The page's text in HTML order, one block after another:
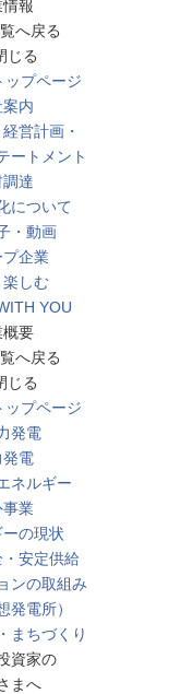
報
へ戻る
じる
ップページ
内
営計画・
ートメント
調達
について
・動画
プ企業
しむ
YOU
概要
へ戻る
じる
ップページ
発電
発電
ネルギー
事業
の現状
安定供給
ンの取組み
発電所）
まちづくり
資家の
まへ